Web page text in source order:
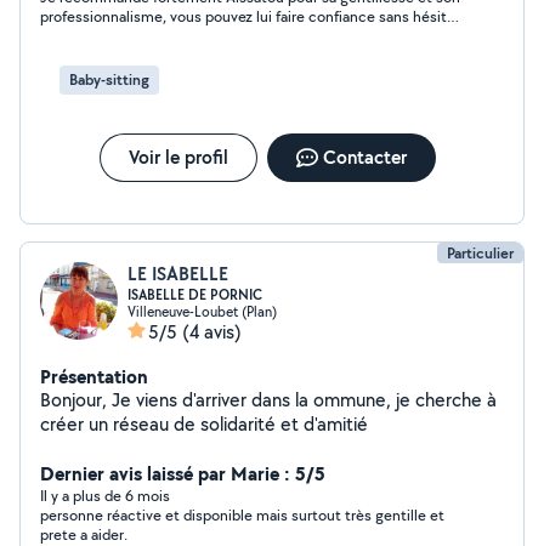
me contacter pour plus d'informations. Au plaisir de
professionnalisme, vous pouvez lui faire confiance sans hésiter
Baby-sitting
Voir le profil Contacter
Particulier
LE ISABELLE
ISABELLE DE PORNIC
Villeneuve-Loubet (Plan)
5/5 (4 avis)
Présentation
Bonjour, Je viens d'arriver dans la ommune, je cherche à
créer un réseau de solidarité et d'amitié
Dernier avis laissé par Marie : 5/5
Il y a plus de 6 mois
personne réactive et disponible mais surtout très gentille et
prete a aider.